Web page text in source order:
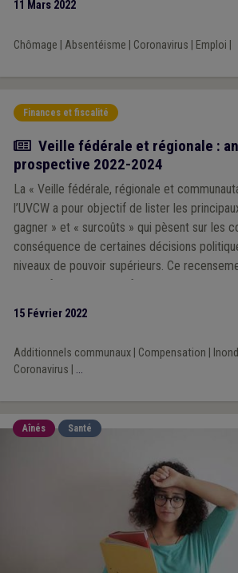
11 Mars 2022
Chômage Absentéisme Coronavirus Emploi
Finances et fiscalité
Article
Veille fédérale et régionale :
prospective 2022-2024
La « Veille fédérale, régionale et
l’UVCW a pour objectif de lister les
gagner » et « surcoûts » qui pèsent sur les
conséquence de certaines décisions
niveaux de pouvoir supérieurs. Ce
objectif d’être exhaustif, mais de mettre en
15 Février 2022
Additionnels communaux| Compensation
Coronavirus
...
Aînés Santé